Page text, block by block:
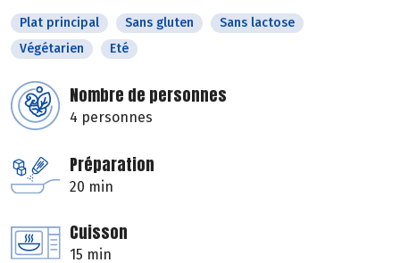
Plat principal Sans gluten
Sans lactose
Végétarien
Eté
Nombre de personnes
4 personnes
Préparation
20 min
Cuisson
15 min